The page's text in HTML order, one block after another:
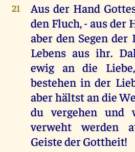
21
Aus der Hand
den Fluch, - aus der
aber den Segen der
Lebens aus ihr.
ewig an die
bestehen in der
aber hältst an die
du vergehen und
verweht werden
Geiste der Gottheit!